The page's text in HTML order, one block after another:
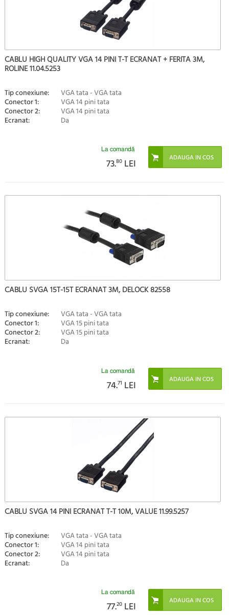
CABLU HIGH QUALITY VGA 14 PINI T-T ECRANAT + FERITA 3M,
ROLINE 11.04.5253
Tip conexiune: VGA tata - VGA tata
Conector 1: VGA 14 pini tata
Conector 2: VGA 14 pini tata
Ecranat: Da
La comandă
73.80 LEI
CABLU SVGA 15T-15T ECRANAT 3M, DELOCK 82558
Tip conexiune: VGA tata - VGA tata
Conector 1: VGA 15 pini tata
Conector 2: VGA 15 pini tata
Ecranat: Da
La comandă
74.71 LEI
CABLU SVGA 14 PINI ECRANAT T-T 10M, VALUE 11.99.5257
Tip conexiune: VGA tata - VGA tata
Conector 1: VGA 14 pini tata
Conector 2: VGA 14 pini tata
Ecranat: Da
La comandă
77.20 LEI